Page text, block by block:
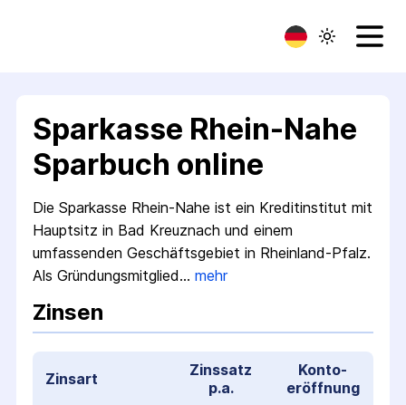
Sparkasse Rhein-Nahe
Sparbuch online
Die Sparkasse Rhein-Nahe ist ein Kreditinstitut mit
Hauptsitz in Bad Kreuznach und einem
umfassenden Geschäftsgebiet in Rheinland-Pfalz.
Als Gründungsmitglied… mehr
Zinsen
Zinsart
Zinssatz
p.a.
Konto­
eröffnung